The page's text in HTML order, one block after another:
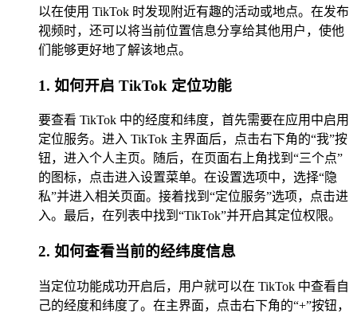
以在使用 TikTok 时发现附近有趣的活动或地点。在发布
视频时，还可以将当前位置信息分享给其他用户，使他
们能够更好地了解该地点。
1. 如何开启 TikTok 定位功能
要查看 TikTok 中的经度和纬度，首先需要在应用中启用
定位服务。进入 TikTok 主界面后，点击右下角的“我”按
钮，进入个人主页。随后，在页面右上角找到“三个点”
的图标，点击进入设置菜单。在设置选项中，选择“隐
私”并进入相关页面。接着找到“定位服务”选项，点击进
入。最后，在列表中找到“TikTok”并开启其定位权限。
2. 如何查看当前的经纬度信息
当定位功能成功开启后，用户就可以在 TikTok 中查看自
己的经度和纬度了。在主界面，点击右下角的“+”按钮，